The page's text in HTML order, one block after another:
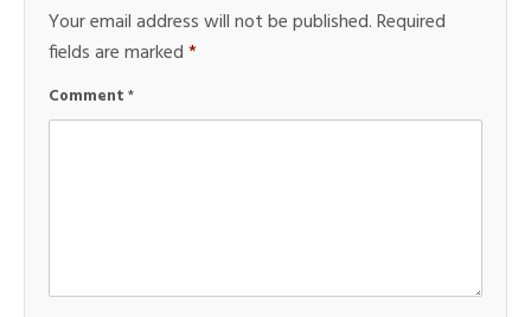
Your email address will not be published.Required
fields are marked*
Comment*